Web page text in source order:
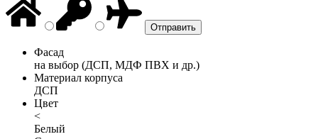
Фасад
на выбор (ДСП, МДФ ПВХ и др.)
Материал корпуса
ДСП
Цвет
<
Белый